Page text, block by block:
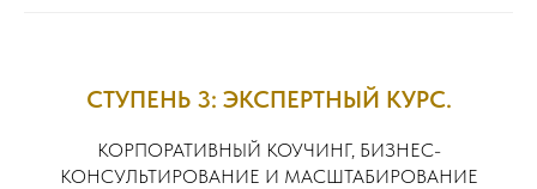
СТУПЕНЬ 3: ЭКСПЕРТНЫЙ КУРС.
КОРПОРАТИВНЫЙ КОУЧИНГ, БИЗНЕС-
КОНСУЛЬТИРОВАНИЕ И МАСШТАБИРОВАНИЕ